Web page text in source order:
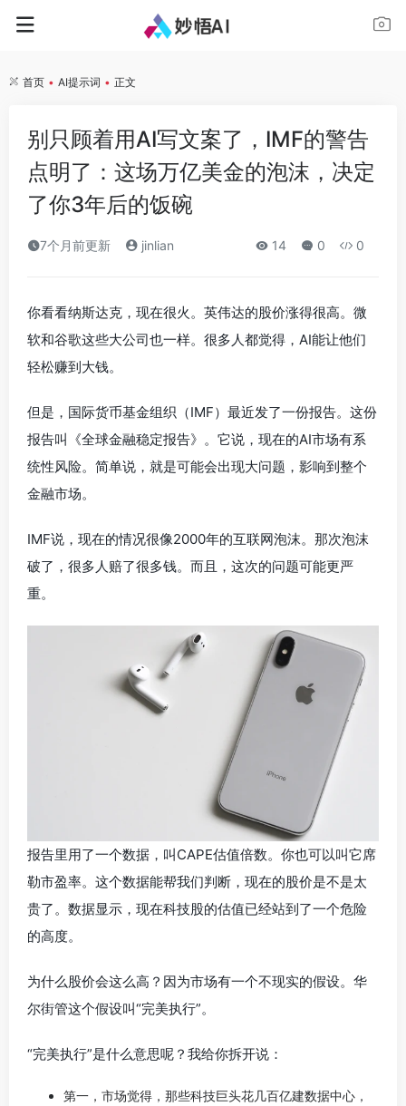
首页 • AI提示词 • 正文
别只顾着用AI写文案了，IMF的警告
点明了：这场万亿美金的泡沫，决定
了你3年后的饭碗
7个月前更新 jinlian 14 0 0
你看看纳斯达克，现在很火。英伟达的股价涨得很高。微
软和谷歌这些大公司也一样。很多人都觉得，AI能让他们
轻松赚到大钱。
但是，国际货币基金组织（IMF）最近发了一份报告。这份
报告叫《全球金融稳定报告》。它说，现在的AI市场有系
统性风险。简单说，就是可能会出现大问题，影响到整个
金融市场。
IMF说，现在的情况很像2000年的互联网泡沫。那次泡沫
破了，很多人赔了很多钱。而且，这次的问题可能更严
重。
报告里用了一个数据，叫CAPE估值倍数。你也可以叫它席
勒市盈率。这个数据能帮我们判断，现在的股价是不是太
贵了。数据显示，现在科技股的估值已经站到了一个危险
的高度。
为什么股价会这么高？因为市场有一个不现实的假设。华
尔街管这个假设叫“完美执行”。
“完美执行”是什么意思呢？我给你拆开说：
第一，市场觉得，那些科技巨头花几百亿建数据中心，